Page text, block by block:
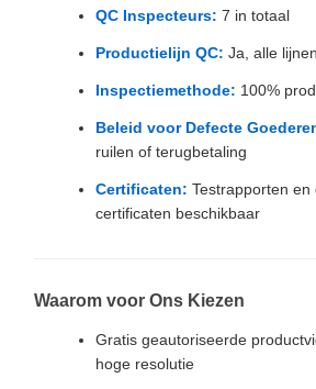
QC Inspecteurs: 7 in totaal
Productielijn QC: Ja, alle lijnen
Inspectiemethode: 100%
Beleid voor Defecte
ruilen of terugbetaling
Certificaten: Testrapporten
certificaten beschikbaar
Waarom voor Ons Kiezen
Gratis geautoriseerde
hoge resolutie